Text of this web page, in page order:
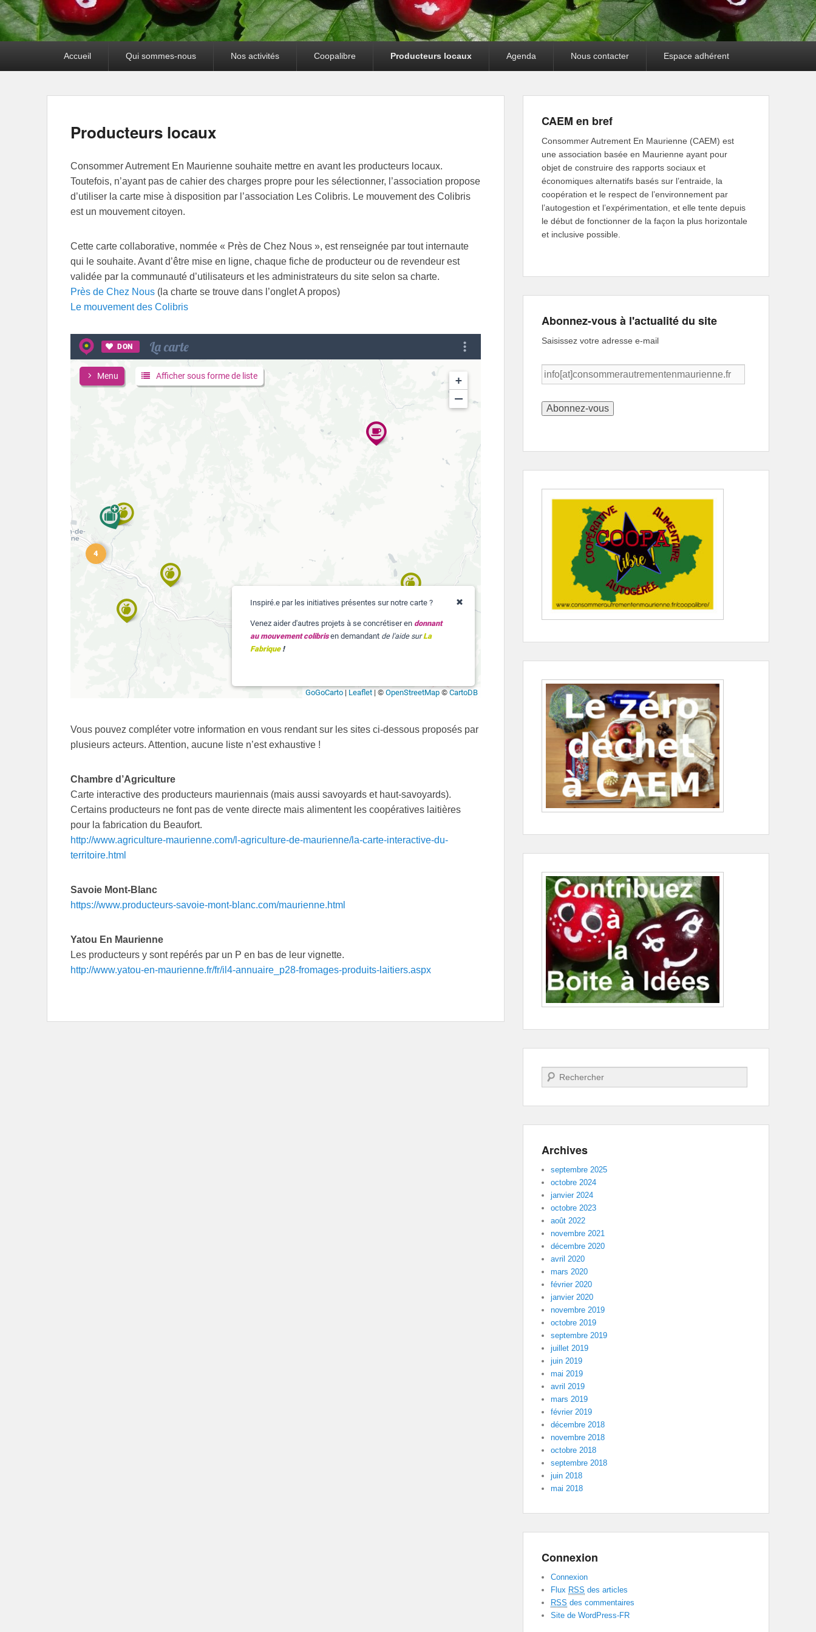
Accueil Qui sommes-nous Nos activités Coopalibre Producteurs locaux Agenda Nous contacter Espace adhérent
Producteurs locaux
Consommer Autrement En Maurienne souhaite mettre en avant les producteurs locaux.
Toutefois, n’ayant pas de cahier des charges propre pour les sélectionner, l’association propose
d’utiliser la carte mise à disposition par l’association Les Colibris. Le mouvement des Colibris
est un mouvement citoyen.
Cette carte collaborative, nommée « Près de Chez Nous », est renseignée par tout internaute
qui le souhaite. Avant d’être mise en ligne, chaque fiche de producteur ou de revendeur est
validée par la communauté d’utilisateurs et les administrateurs du site selon sa charte.
Près de Chez Nous (la charte se trouve dans l’onglet A propos)
Le mouvement des Colibris
Vous pouvez compléter votre information en vous rendant sur les sites ci-dessous proposés par
plusieurs acteurs. Attention, aucune liste n’est exhaustive !
Chambre d’Agriculture
Carte interactive des producteurs mauriennais (mais aussi savoyards et haut-savoyards).
Certains producteurs ne font pas de vente directe mais alimentent les coopératives laitières
pour la fabrication du Beaufort.
http://www.agriculture-maurienne.com/l-agriculture-de-maurienne/la-carte-interactive-du-
territoire.html
Savoie Mont-Blanc
https://www.producteurs-savoie-mont-blanc.com/maurienne.html
Yatou En Maurienne
Les producteurs y sont repérés par un P en bas de leur vignette.
http://www.yatou-en-maurienne.fr/fr/il4-annuaire_p28-fromages-produits-laitiers.aspx
CAEM en bref
Consommer Autrement En Maurienne (CAEM) est
une association basée en Maurienne ayant pour
objet de construire des rapports sociaux et
économiques alternatifs basés sur l’entraide, la
coopération et le respect de l’environnement par
l’autogestion et l’expérimentation, et elle tente depuis
le début de fonctionner de la façon la plus horizontale
et inclusive possible.
Abonnez-vous à l'actualité du site
Saisissez votre adresse e-mail
info[at]consommerautrementenmaurienne.fr
Recherche
Archives
septembre 2025
octobre 2024
janvier 2024
octobre 2023
août 2022
novembre 2021
décembre 2020
avril 2020
mars 2020
février 2020
janvier 2020
novembre 2019
octobre 2019
septembre 2019
juillet 2019
juin 2019
mai 2019
avril 2019
mars 2019
février 2019
décembre 2018
novembre 2018
octobre 2018
septembre 2018
juin 2018
mai 2018
Connexion
Connexion
Flux RSS des articles
RSS des commentaires
Site de WordPress-FR